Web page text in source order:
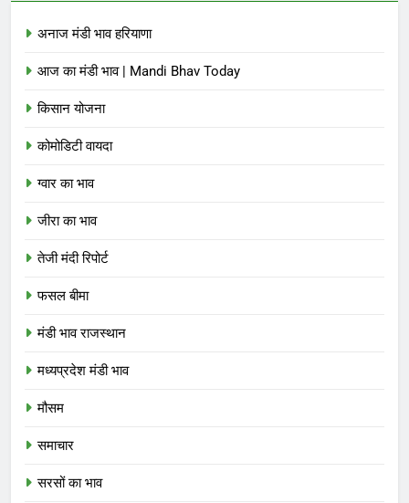
अनाज मंडी भाव हरियाणा
आज का मंडी भाव | Mandi Bhav Today
किसान योजना
कोमोडिटी वायदा
ग्वार का भाव
जीरा का भाव
तेजी मंदी रिपोर्ट
फसल बीमा
मंडी भाव राजस्थान
मध्यप्रदेश मंडी भाव
मौसम
समाचार
सरसों का भाव